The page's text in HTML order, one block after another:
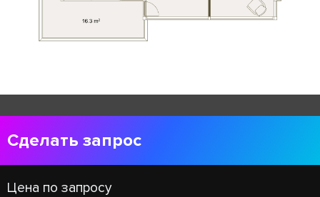
Сделать запрос
Цена по запросу